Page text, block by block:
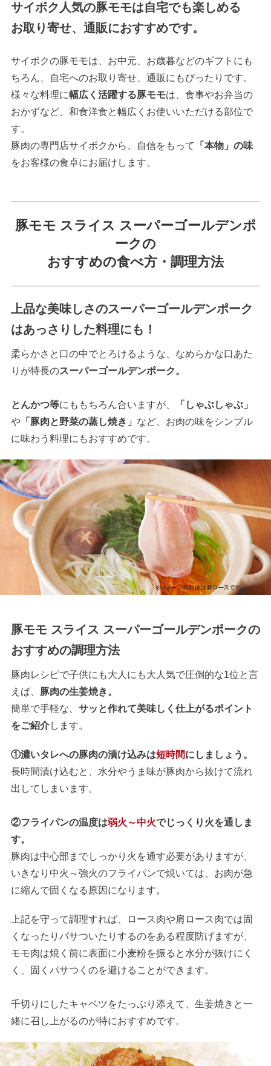
サイボク人気の豚モモは自宅でも楽しめる
お取り寄せ、通販におすすめです。
サイボクの豚モモは、お中元、お歳暮などのギフトにも
ちろん、自宅へのお取り寄せ、通販にもぴったりです。
様々な料理に幅広く活躍する豚モモは、食事やお弁当の
おかずなど、和食洋食と幅広くお使いいただける部位で
す。
豚肉の専門店サイボクから、自信をもって
「本物」の味
をお客様の食卓にお届けします。
豚モモ スライス スーパーゴールデンポ
ークの
おすすめの食べ方・調理方法
上品な美味しさのスーパーゴールデンポーク
はあっさりした料理にも！
柔らかさと口の中でとろけるような、なめらかな口あた
りが特長のスーパーゴールデンポーク。
とんかつ等にももちろん合いますが、
「しゃぶしゃぶ」
や「豚肉と野菜の蒸し焼き」 など、お肉の味をシンプル
に味わう料理にもおすすめです。
豚モモ スライス スーパーゴールデンポークの
おすすめの調理方法
豚肉レシピで子供にも大人にも大人気で圧倒的な1位と言
えば、 豚肉の生姜焼き。
簡単で手軽な、 サッと作れて美味しく仕上がるポイント
をご紹介します。
①濃いタレへの豚肉の漬け込みは短時間にしましょう。
長時間漬け込むと、水分やうま味が豚肉から抜けて流れ
出してしまいます。
②フライパンの温度は弱火～中火でじっくり火を通しま
す。
豚肉は中心部までしっかり火を通す必要がありますが、
いきなり中火～強火のフライパンで焼いては、お肉が急
に縮んで固くなる原因になります。
上記を守って調理すれば、ロース肉や肩ロース肉では固
くなったりパサついたりするのをある程度防げますが、
モモ肉は焼く前に表面に小麦粉を振ると水分が抜けにく
く、固くパサつくのを避けることができます。
千切りにしたキャベツをたっぷり添えて、生姜焼きと一
緒に召し上がるのが特におすすめです。